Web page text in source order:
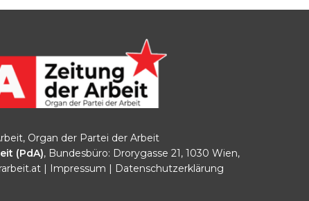
Organ der Partei der Arbeit
(PdA), Bundesbüro: Drorygasse 21, 1030 Wien,
Impressum Datenschutzerklärung